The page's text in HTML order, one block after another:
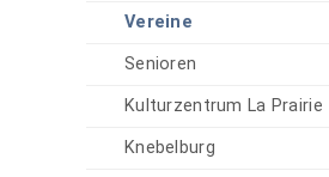
Vereine
Senioren
Kulturzentrum La Prairie
Knebelburg